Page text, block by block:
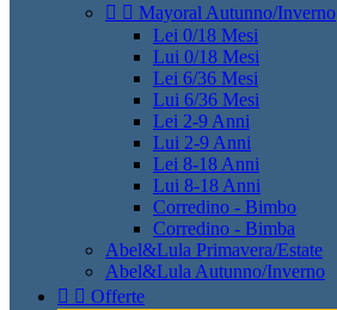
  Mayoral Autunno/Inverno
Lei 0/18 Mesi
Lui 0/18 Mesi
Lei 6/36 Mesi
Lui 6/36 Mesi
Lei 2-9 Anni
Lui 2-9 Anni
Lei 8-18 Anni
Lui 8-18 Anni
Corredino - Bimbo
Corredino - Bimba
Abel&Lula Primavera/Estate
Abel&Lula Autunno/Inverno
  Offerte